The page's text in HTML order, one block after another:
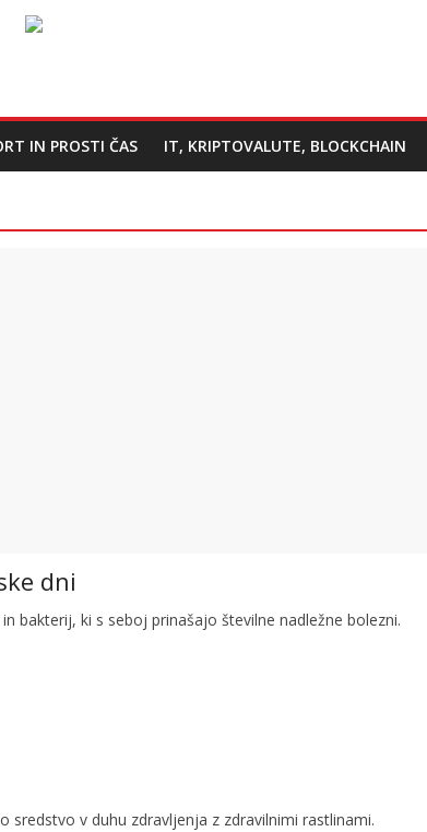
IN PROSTI ČAS IT, KRIPTOVALUTE, BLOCKCHAIN
dni
bakterij, ki s seboj prinašajo številne nadležne bolezni.
sredstvo v duhu zdravljenja z zdravilnimi rastlinami.